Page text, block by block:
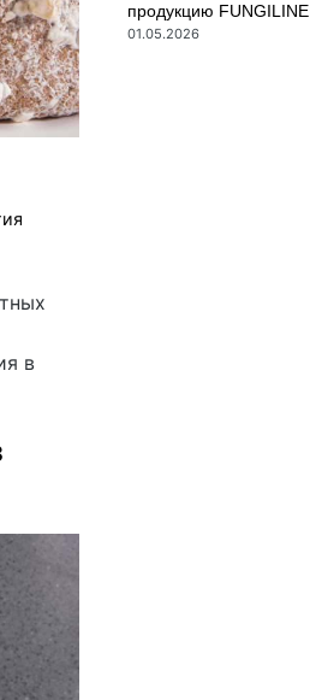
в
продукцию FUNGILINE
01.05.2026